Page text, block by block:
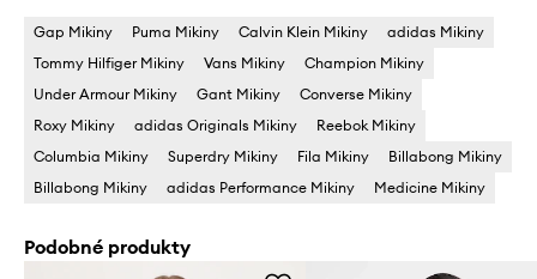
Gap Mikiny Puma Mikiny Calvin Klein Mikiny
adidas Mikiny
Tommy Hilfiger Mikiny
Vans Mikiny
Champion Mikiny
Under Armour Mikiny
Gant Mikiny
Converse Mikiny
Roxy Mikiny
adidas Originals Mikiny
Reebok Mikiny
Columbia Mikiny
Superdry Mikiny Fila Mikiny
Billabong Mikiny
Billabong Mikiny
adidas Performance Mikiny Medicine Mikiny
Podobné produkty